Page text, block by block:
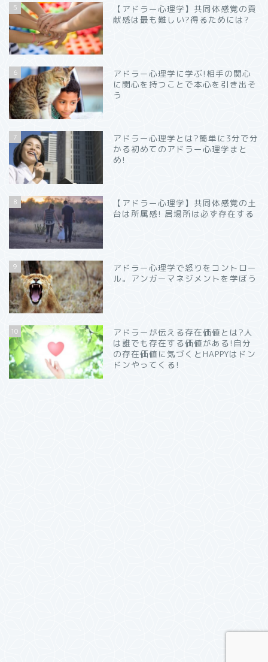
5
【アドラー心理学】共同体感覚の貢
献感は最も難しい?得るためには?
6
アドラー心理学に学ぶ!相手の関心
に関心を持つことで本心を引き出そ
う
7
アドラー心理学とは?簡単に3分で分
かる初めてのアドラー心理学まと
め!
8
【アドラー心理学】共同体感覚の土
台は所属感! 居場所は必ず存在する
9
アドラー心理学で怒りをコントロー
ル。アンガーマネジメントを学ぼう
10
アドラーが伝える存在価値とは?人
は誰でも存在する価値がある!自分
の存在価値に気づくとHAPPYはドン
ドンやってくる!